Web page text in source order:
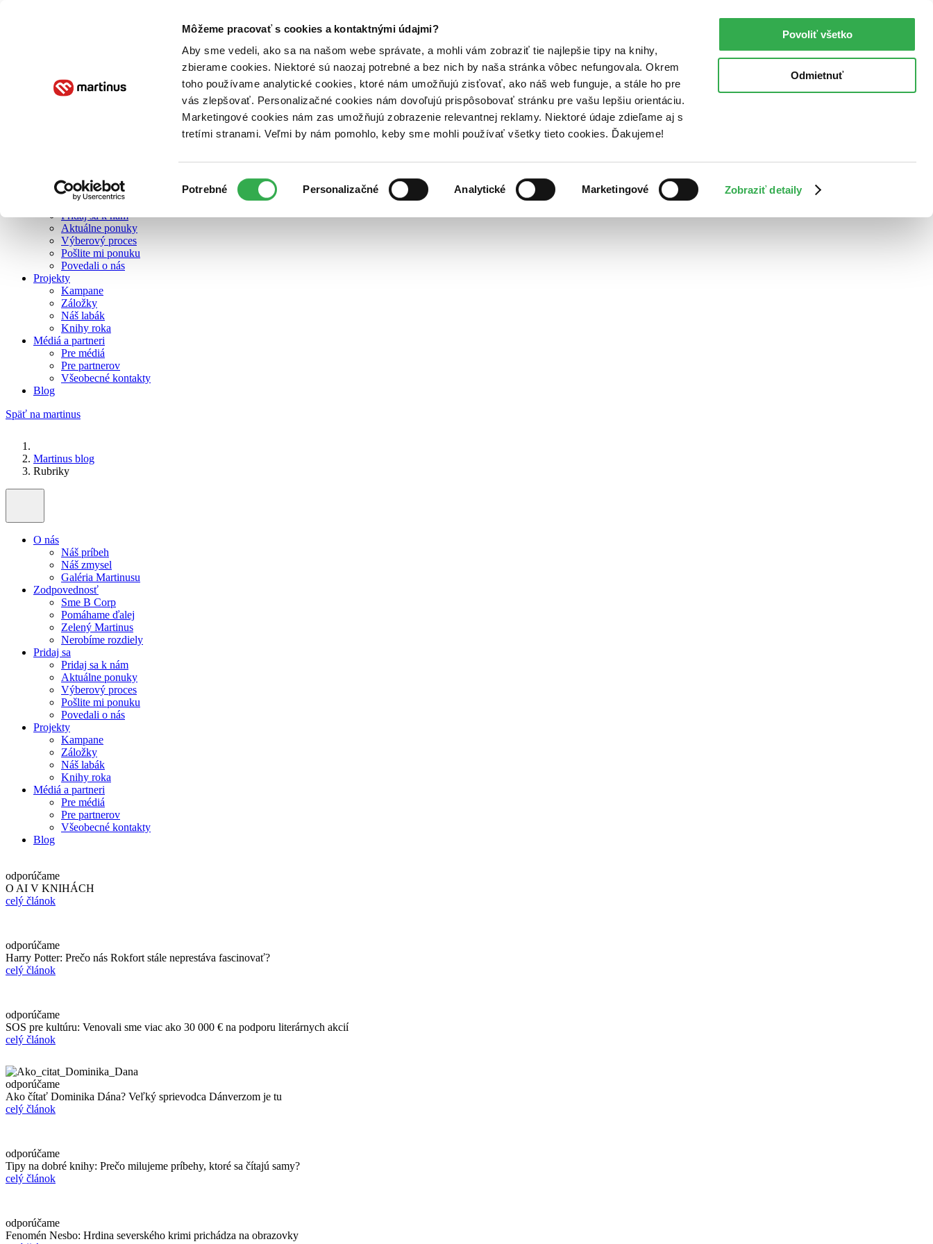
Môžeme pracovať s cookies a kontaktnými údajmi?
Aby sme vedeli, ako sa na našom webe správate, a mohli vám zobraziť tie najlepšie tipy na knihy,
zbierame cookies. Niektoré sú naozaj potrebné a bez nich by naša stránka vôbec nefungovala. Okrem
toho používame analytické cookies, ktoré nám umožňujú zisťovať, ako náš web funguje, a stále ho pre
vás zlepšovať. Personalizačné cookies nám dovoľujú prispôsobovať stránku pre vašu lepšiu orientáciu.
Marketingové cookies nám zas umožňujú zobrazenie relevantnej reklamy. Niektoré údaje zdieľame aj s
tretími stranami. Veľmi by nám pomohlo, keby sme mohli používať všetky tieto cookies. Ďakujeme!
súhlasu
Potrebné Personalizačné Analytické Marketingové Zobraziť detaily
Povoliť všetko
Odmietnuť
O nás
Zelený Martinus
Nerobíme rozdiely
Pridaj sa k nám
Aktuálne ponuky
Výberový proces
Pošlite mi ponuku
Povedali o nás
Projekty
Kampane
Záložky
Náš labák
Knihy roka
Médiá a partneri
Pre médiá
Pre partnerov
Všeobecné kontakty
Blog
Späť na martinus
Martinus blog
Rubriky
O nás
Náš príbeh
Náš zmysel
Galéria Martinusu
Zodpovednosť
Sme B Corp
Pomáhame ďalej
Zelený Martinus
Nerobíme rozdiely
Pridaj sa
Pridaj sa k nám
Aktuálne ponuky
Výberový proces
Pošlite mi ponuku
Povedali o nás
Projekty
Kampane
Záložky
Náš labák
Knihy roka
Médiá a partneri
Pre médiá
Pre partnerov
Všeobecné kontakty
Blog
odporúčame
O AI V KNIHÁCH
celý článok
odporúčame
Harry Potter: Prečo nás Rokfort stále neprestáva fascinovať?
celý článok
odporúčame
SOS pre kultúru: Venovali sme viac ako 30 000 € na podporu literárnych akcií
celý článok
odporúčame
Ako čítať Dominika Dána? Veľký sprievodca Dánverzom je tu
celý článok
odporúčame
Tipy na dobré knihy: Prečo milujeme príbehy, ktoré sa čítajú samy?
celý článok
odporúčame
Fenomén Nesbo: Hrdina severského krimi prichádza na obrazovky